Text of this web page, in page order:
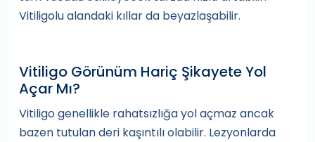
Vitiligolu alandaki kıllar da beyazlaşabilir.
Vitiligo Görünüm Hariç Şikayete Yol
Açar Mı?
Vitiligo genellikle rahatsızlığa yol açmaz ancak
bazen tutulan deri kaşıntılı olabilir. Lezyonlarda